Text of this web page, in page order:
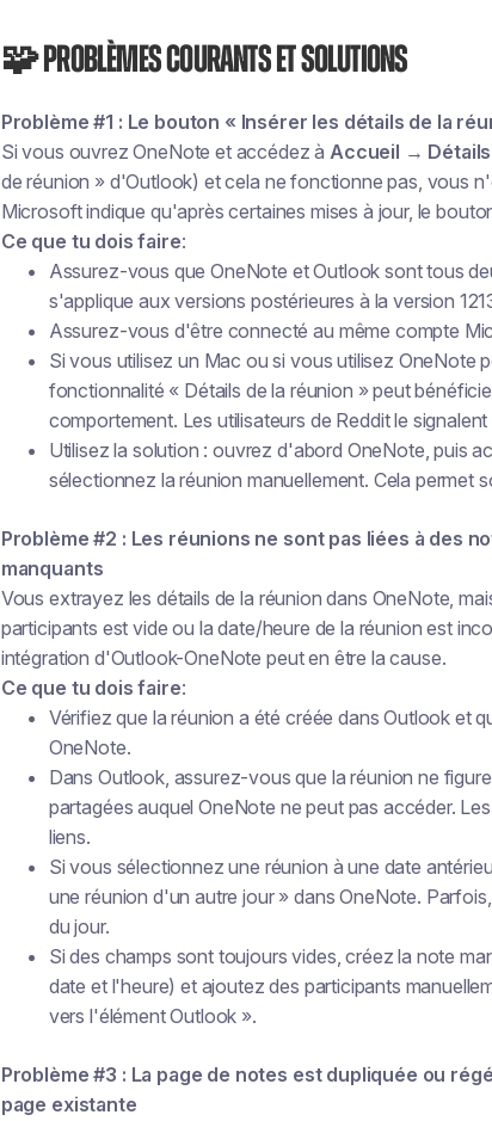
🧩 Problèmes courants et solutions
Problème #1 : Le bouton « Insérer les détails de la
Si vous ouvrez OneNote et accédez àAccueil →
de réunion » d'Outlook) et cela ne fonctionne pas, vous
Microsoft indique qu'après certaines mises à jour, le
Ce que tu dois faire:
Assurez-vous que OneNote et Outlook sont tous
s'applique aux versions postérieures à la version
Assurez-vous d'être connecté au même compte
Si vous utilisez un Mac ou si vous utilisez OneNote
fonctionnalité « Détails de la réunion » peut
comportement. Les utilisateurs de Reddit le signalent
Utilisez la solution : ouvrez d'abord OneNote, puis
sélectionnez la réunion manuellement. Cela permet
Problème #2 : Les réunions ne sont pas liées à des
manquants
Vous extrayez les détails de la réunion dans OneNote,
participants est vide ou la date/heure de la réunion est
intégration d'Outlook-OneNote peut en être la cause.
Ce que tu dois faire:
Vérifiez que la réunion a été créée dans Outlook et
OneNote.
Dans Outlook, assurez-vous que la réunion ne
partagées auquel OneNote ne peut pas accéder.
liens.
Si vous sélectionnez une réunion à une date
une réunion d'un autre jour » dans OneNote.
du jour.
Si des champs sont toujours vides, créez la note
date et l'heure) et ajoutez des participants
vers l'élément Outlook ».
Problème #3 : La page de notes est dupliquée ou
page existante